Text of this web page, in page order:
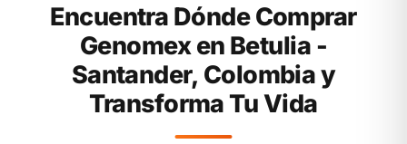
Encuentra Dónde Comprar
Genomex en Betulia -
Santander, Colombia y
Transforma Tu Vida